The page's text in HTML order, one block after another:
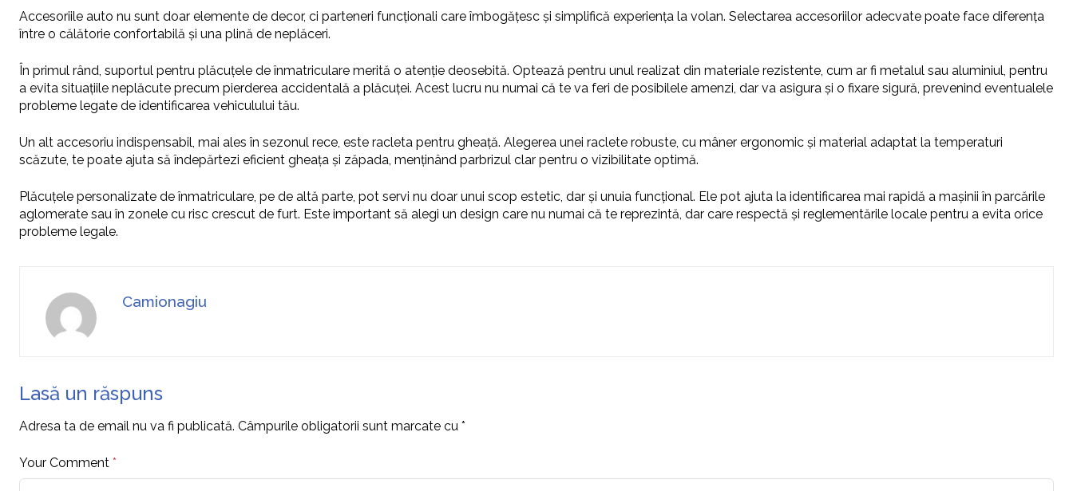
Accesoriile auto nu sunt doar elemente de decor, ci parteneri funcționali care îmbogățesc și simplifică experiența la volan. Selectarea accesoriilor adecvate poate face diferența
între o călătorie confortabilă și una plină de neplăceri.
În primul rând, suportul pentru plăcuțele de înmatriculare merită o atenție deosebită. Optează pentru unul realizat din materiale rezistente, cum ar fi metalul sau aluminiul, pentru
a evita situațiile neplăcute precum pierderea accidentală a plăcuței. Acest lucru nu numai că te va feri de posibilele amenzi, dar va asigura și o fixare sigură, prevenind eventualele
probleme legate de identificarea vehiculului tău.
Un alt accesoriu indispensabil, mai ales în sezonul rece, este racleta pentru gheață. Alegerea unei raclete robuste, cu mâner ergonomic și material adaptat la temperaturi
scăzute, te poate ajuta să îndepărtezi eficient gheața și zăpada, menținând parbrizul clar pentru o vizibilitate optimă.
Plăcuțele personalizate de înmatriculare, pe de altă parte, pot servi nu doar unui scop estetic, dar și unuia funcțional. Ele pot ajuta la identificarea mai rapidă a mașinii în parcările
aglomerate sau în zonele cu risc crescut de furt. Este important să alegi un design care nu numai că te reprezintă, dar care respectă și reglementările locale pentru a evita orice
probleme legale.
Camionagiu
Lasă un răspuns
Adresa ta de email nu va fi publicată. Câmpurile obligatorii sunt marcate cu *
Your Comment *